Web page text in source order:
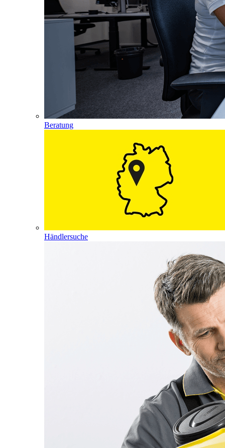
Beratung
Händlersuche